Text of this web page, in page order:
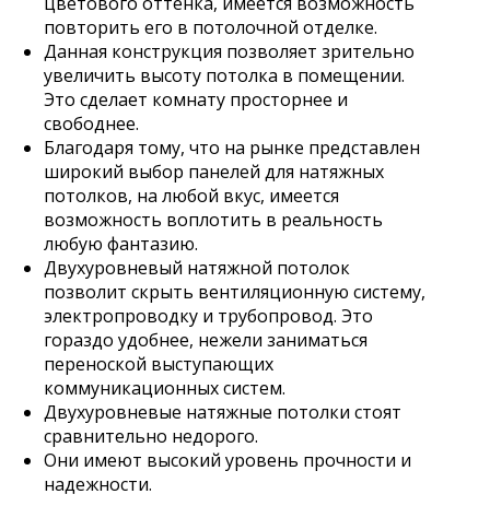
повторить его в потолочной отделке.
Данная конструкция позволяет зрительно
увеличить высоту потолка в помещении.
Это сделает комнату просторнее и
свободнее.
Благодаря тому, что на рынке представлен
широкий выбор панелей для натяжных
потолков, на любой вкус, имеется
возможность воплотить в реальность
любую фантазию.
Двухуровневый натяжной потолок
позволит скрыть вентиляционную систему,
электропроводку и трубопровод. Это
гораздо удобнее, нежели заниматься
переноской выступающих
коммуникационных систем.
Двухуровневые натяжные потолки стоят
сравнительно недорого.
Они имеют высокий уровень прочности и
надежности.